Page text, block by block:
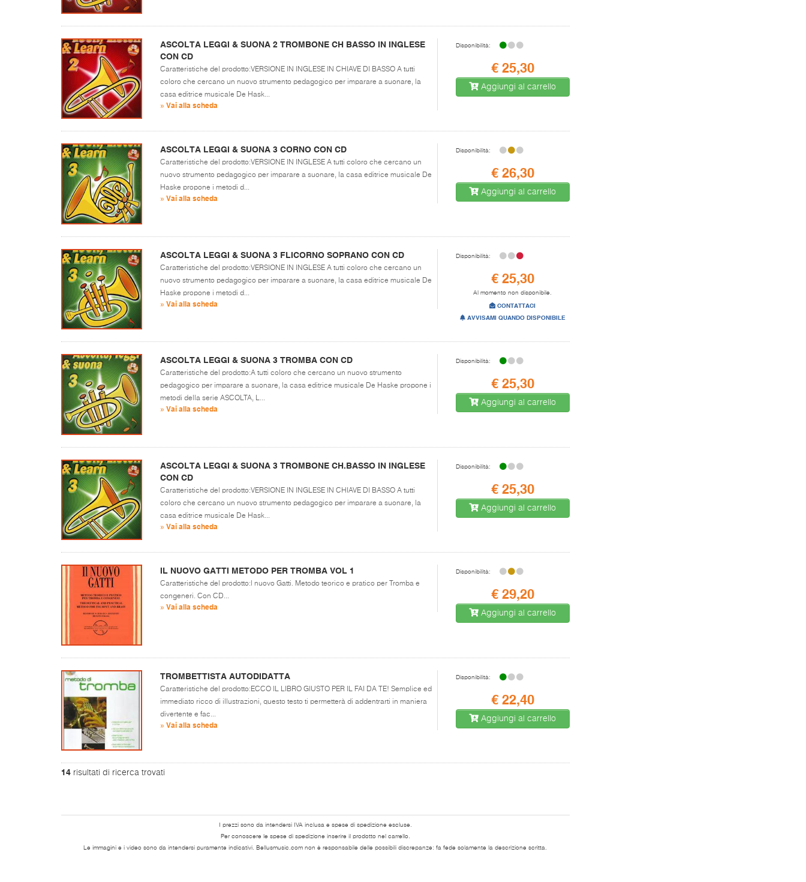
ASCOLTA LEGGI & SUONA 2 TROMBONE CH BASSO IN INGLESE
CON CD
Caratteristiche del prodotto:VERSIONE IN INGLESE IN CHIAVE DI BASSO A tutti
coloro che cercano un nuovo strumento pedagogico per imparare a suonare, la
casa editrice musicale De Hask...
» Vai alla scheda
Disponibilità:
€ 25,30
Aggiungi al carrello
ASCOLTA LEGGI & SUONA 3 CORNO CON CD
Caratteristiche del prodotto:VERSIONE IN INGLESE A tutti coloro che cercano un
nuovo strumento pedagogico per imparare a suonare, la casa editrice musicale De
Haske propone i metodi d...
» Vai alla scheda
Disponibilità:
€ 26,30
Aggiungi al carrello
ASCOLTA LEGGI & SUONA 3 FLICORNO SOPRANO CON CD
Caratteristiche del prodotto:VERSIONE IN INGLESE A tutti coloro che cercano un
nuovo strumento pedagogico per imparare a suonare, la casa editrice musicale De
Haske propone i metodi d...
» Vai alla scheda
Disponibilità:
€ 25,30
Al momento non disponibile.
CONTATTACI
AVVISAMI QUANDO DISPONIBILE
ASCOLTA LEGGI & SUONA 3 TROMBA CON CD
Caratteristiche del prodotto:A tutti coloro che cercano un nuovo strumento
pedagogico per imparare a suonare, la casa editrice musicale De Haske propone i
metodi della serie ASCOLTA, L...
» Vai alla scheda
Disponibilità:
€ 25,30
Aggiungi al carrello
ASCOLTA LEGGI & SUONA 3 TROMBONE CH.BASSO IN INGLESE
CON CD
Caratteristiche del prodotto:VERSIONE IN INGLESE IN CHIAVE DI BASSO A tutti
coloro che cercano un nuovo strumento pedagogico per imparare a suonare, la
casa editrice musicale De Hask...
» Vai alla scheda
Disponibilità:
€ 25,30
Aggiungi al carrello
IL NUOVO GATTI METODO PER TROMBA VOL 1
Caratteristiche del prodotto:l nuovo Gatti. Metodo teorico e pratico per Tromba e
congeneri. Con CD...
» Vai alla scheda
Disponibilità:
€ 29,20
Aggiungi al carrello
TROMBETTISTA AUTODIDATTA
Caratteristiche del prodotto:ECCO IL LIBRO GIUSTO PER IL FAI DA TE! Semplice ed
immediato ricco di illustrazioni, questo testo ti permetterà di addentrarti in maniera
divertente e fac...
» Vai alla scheda
Disponibilità:
€ 22,40
Aggiungi al carrello
14 risultati di ricerca trovati
I prezzi sono da intendersi IVA inclusa e spese di spedizione escluse.
Per conoscere le spese di spedizione inserire il prodotto nel carrello.
Le immagini e i video sono da intendersi puramente indicativi. Bellusmusic.com non è responsabile delle possibili discrepanze: fa fede solamente la descrizione scritta.